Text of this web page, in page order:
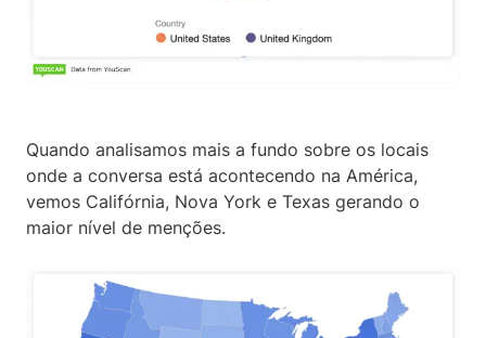
Quando analisamos mais a fundo sobre os locais
onde a conversa está acontecendo na América,
vemos Califórnia, Nova York e Texas gerando o
maior nível de menções.